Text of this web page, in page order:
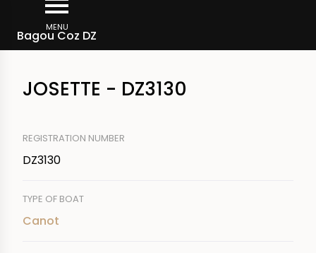
main
MENU
Bagou Coz DZ
Breadcrumb
JOSETTE - DZ3130
REGISTRATION NUMBER
DZ3130
TYPE OF BOAT
Canot